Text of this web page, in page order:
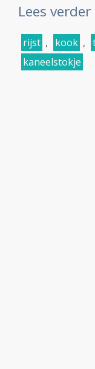
Lees verder
rijst , kook ,
kaneelstokje